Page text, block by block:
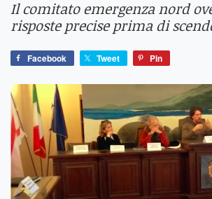
Il comitato emergenza nord
risposte precise prima di
Facebook Tweet Pin